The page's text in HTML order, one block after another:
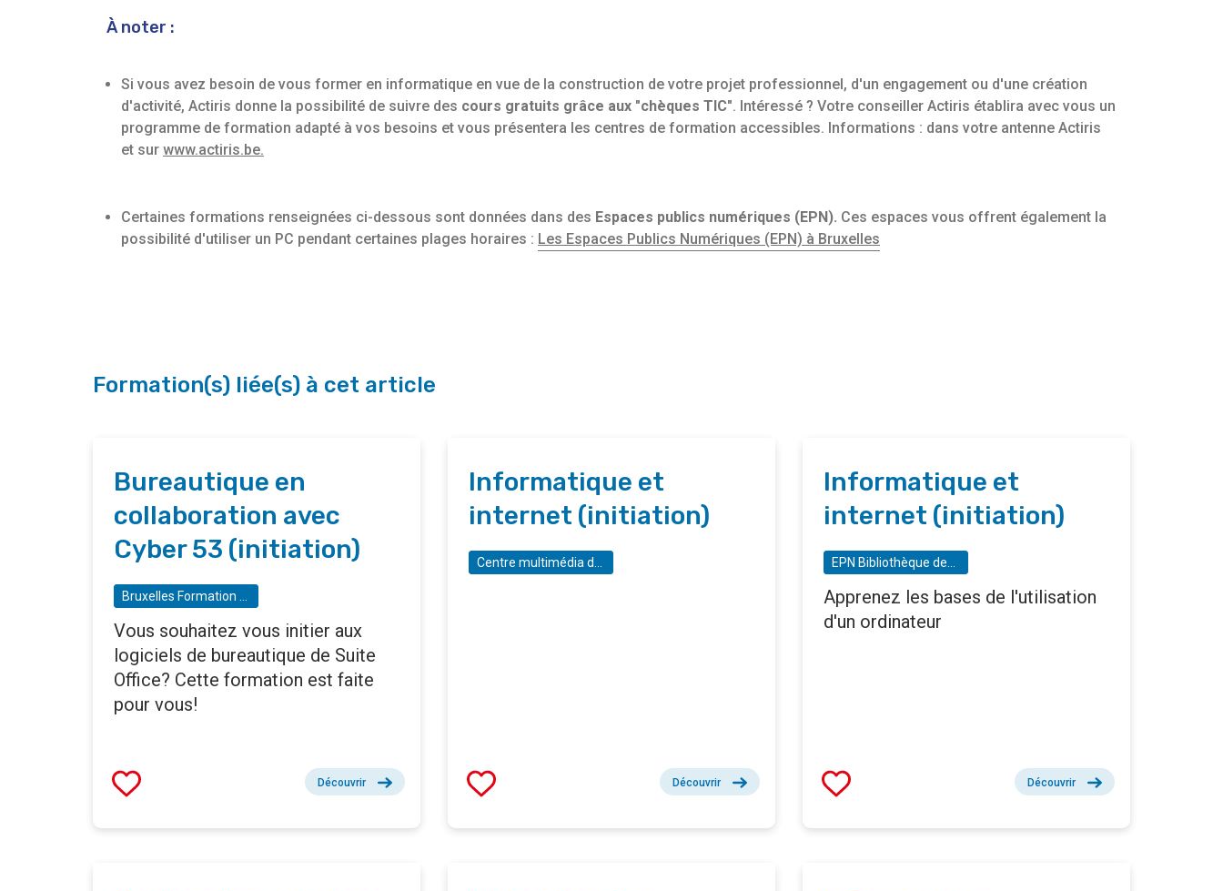
À noter :
Si vous avez besoin de vous former en informatique en vue de la construction de votre projet professionnel, d'un engagement ou d'une création
d'activité, Actiris donne la possibilité de suivre des cours gratuits grâce aux "chèques TIC". Intéressé ? Votre conseiller Actiris établira avec vous un
programme de formation adapté à vos besoins et vous présentera les centres de formation accessibles. Informations : dans votre antenne Actiris
et sur www.actiris.be.
Certaines formations renseignées ci-dessous sont données dans des Espaces publics numériques (EPN). Ces espaces vous offrent également la
possibilité d'utiliser un PC pendant certaines plages horaires : Les Espaces Publics Numériques (EPN) à Bruxelles
Formation(s) liée(s) à cet article
Bureautique en
collaboration avec
Cyber 53 (initiation)
Bruxelles Formation - BF tremplin - Gare Maritime
Vous souhaitez vous initier aux
logiciels de bureautique de Suite
Office? Cette formation est faite
pour vous!
Découvrir
Informatique et
internet (initiation)
Centre multimédia de Molenbeek
Découvrir
Informatique et
internet (initiation)
EPN Bibliothèque des Riches Claires - Espace public numérique
Apprenez les bases de l'utilisation
d'un ordinateur
Découvrir